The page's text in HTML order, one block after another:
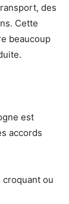
des
Cette
beaucoup
est
accords
croquant ou